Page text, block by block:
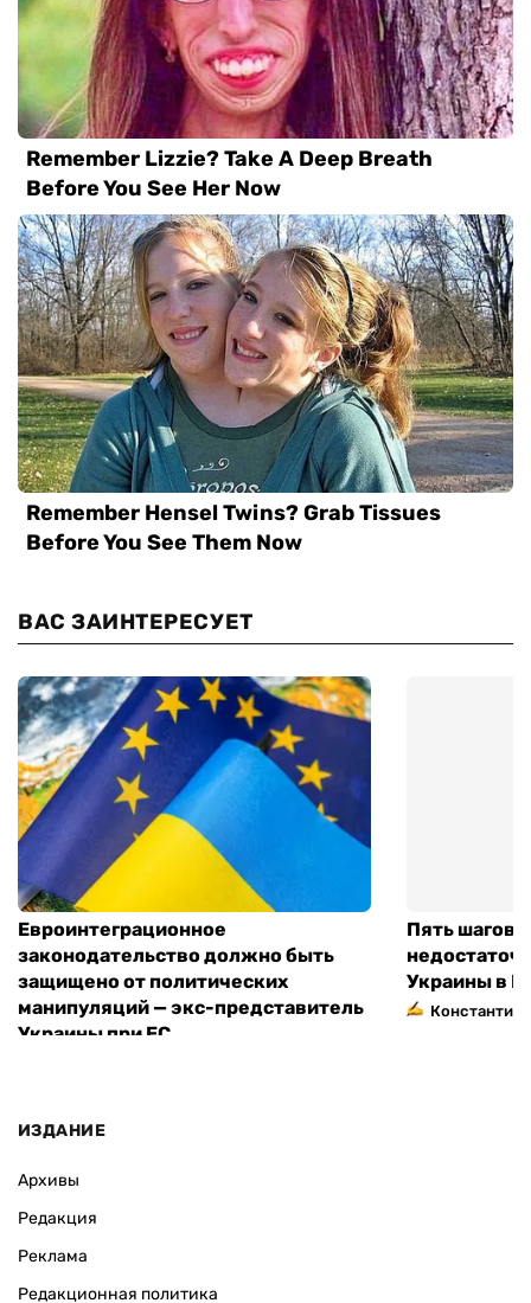
ВАС ЗАИНТЕРЕСУЕТ
Евроинтеграционное
законодательство должно быть
защищено от политических
манипуляций — экс-представитель
Украины при ЕС
Пять шагов
Украины в
Константин
ИЗДАНИЕ
Архивы
Редакция
Реклама
Редакционная политика